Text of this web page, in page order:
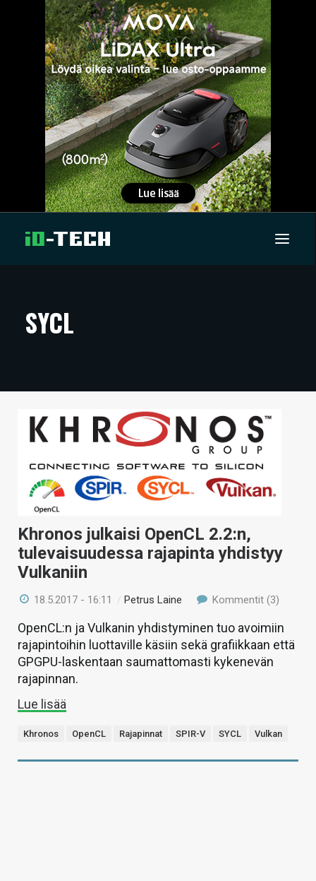
ARTIKKELIT
TECHBBS
TIETOA
KAUPPA
VAIHDA TEEMA
SYCL
Khronos julkaisi OpenCL 2.2:n,
tulevaisuudessa rajapinta yhdistyy
Vulkaniin
18.5.2017 - 16:11 /Petrus Laine Kommentit (3)
OpenCL:n ja Vulkanin yhdistyminen tuo avoimiin
rajapintoihin luottaville käsiin sekä grafiikkaan että
GPGPU-laskentaan saumattomasti kykenevän
rajapinnan.
Lue lisää
Khronos OpenCL Rajapinnat SPIR-V SYCL Vulkan